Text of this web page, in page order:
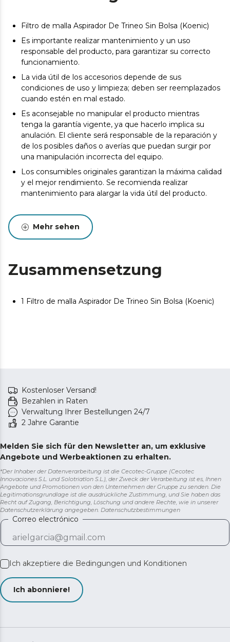
Filtro de malla Aspirador De Trineo Sin Bolsa (Koenic)
Es importante realizar mantenimiento y un uso
responsable del producto, para garantizar su correcto
funcionamiento.
La vida útil de los accesorios depende de sus
condiciones de uso y limpieza; deben ser reemplazados
cuando estén en mal estado.
Es aconsejable no manipular el producto mientras
tenga la garantía vigente, ya que hacerlo implica su
anulación. El cliente será responsable de la reparación y
de los posibles daños o averías que puedan surgir por
una manipulación incorrecta del equipo.
Los consumibles originales garantizan la máxima calidad
y el mejor rendimiento. Se recomienda realizar
mantenimiento para alargar la vida útil del producto.
Mehr sehen
Zusammensetzung
1 Filtro de malla Aspirador De Trineo Sin Bolsa (Koenic)
Kostenloser Versand!
Bezahlen in Raten
Verwaltung Ihrer Bestellungen 24/7
2 Jahre Garantie
Melden Sie sich für den Newsletter an, um exklusive
Angebote und Werbeaktionen zu erhalten.
*Der Inhaber der Datenverarbeitung ist die Cecotec-Gruppe (Cecotec
Innovaciones S.L. und Solotriatlon S.L.), der Zweck der Verarbeitung ist es, Ihnen
Angebote und Promotionen von den Unternehmen der Gruppe zu senden. Die
Legitimationsgrundlage ist die ausdrückliche Zustimmung, und Sie haben das
Recht auf Zugang, Berichtigung, Löschung und andere Rechte, wie in unserer
Datenschutzerklärung angegeben. Datenschutzbestimmungen
Correo electrónico
Ich akzeptiere die Bedingungen und Konditionen
Ich abonniere!